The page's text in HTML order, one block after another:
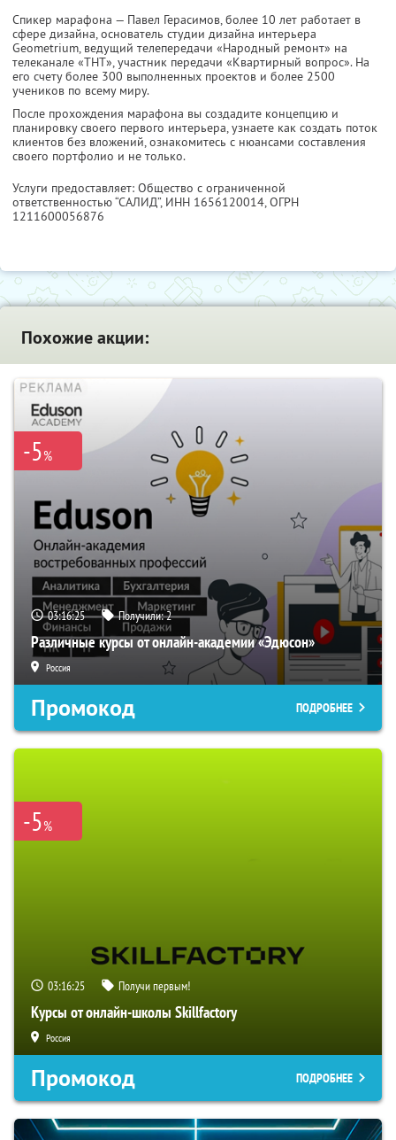
Спикер марафона — Павел Герасимов, более 10 лет работает в
сфере дизайна, основатель студии дизайна интерьера
Geometrium, ведущий телепередачи «Народный ремонт» на
телеканале «ТНТ», участник передачи «Квартирный вопрос». На
его счету более 300 выполненных проектов и более 2500
учеников по всему миру.
После прохождения марафона вы создадите концепцию и
планировку своего первого интерьера, узнаете как создать поток
клиентов без вложений, ознакомитесь с нюансами составления
своего портфолио и не только.
Услуги предоставляет: Общество с ограниченной
ответственностью “САЛИД”, ИНН 1656120014, ОГРН
1211600056876
Похожие акции:
-5%
03:16:24 Получили:2
Различные курсы от онлайн-академии «Эдюсон»
Россия
Промокод ПОДРОБНЕЕ
-5%
03:16:24 Получи первым!
Курсы от онлайн-школы Skillfactory
Россия
Промокод ПОДРОБНЕЕ